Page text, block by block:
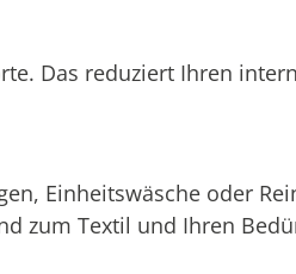
Das reduziert Ihren
Einheitswäsche oder
zum Textil und Ihren